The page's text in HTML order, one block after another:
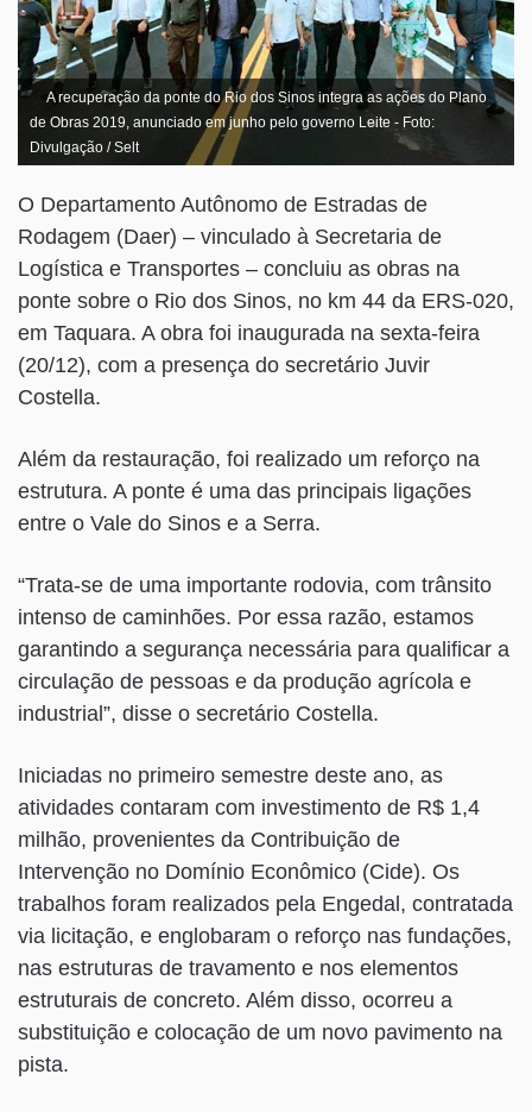
A recuperação da ponte do Rio dos Sinos integra as ações do Plano
de Obras 2019, anunciado em junho pelo governo Leite - Foto:
Divulgação / Selt
O Departamento Autônomo de Estradas de
Rodagem (Daer) – vinculado à Secretaria de
Logística e Transportes – concluiu as obras na
ponte sobre o Rio dos Sinos, no km 44 da ERS-020,
em Taquara. A obra foi inaugurada na sexta-feira
(20/12), com a presença do secretário Juvir
Costella.
Além da restauração, foi realizado um reforço na
estrutura. A ponte é uma das principais ligações
entre o Vale do Sinos e a Serra.
“Trata-se de uma importante rodovia, com trânsito
intenso de caminhões. Por essa razão, estamos
garantindo a segurança necessária para qualificar a
circulação de pessoas e da produção agrícola e
industrial”, disse o secretário Costella.
Iniciadas no primeiro semestre deste ano, as
atividades contaram com investimento de R$ 1,4
milhão, provenientes da Contribuição de
Intervenção no Domínio Econômico (Cide). Os
trabalhos foram realizados pela Engedal, contratada
via licitação, e englobaram o reforço nas fundações,
nas estruturas de travamento e nos elementos
estruturais de concreto. Além disso, ocorreu a
substituição e colocação de um novo pavimento na
pista.